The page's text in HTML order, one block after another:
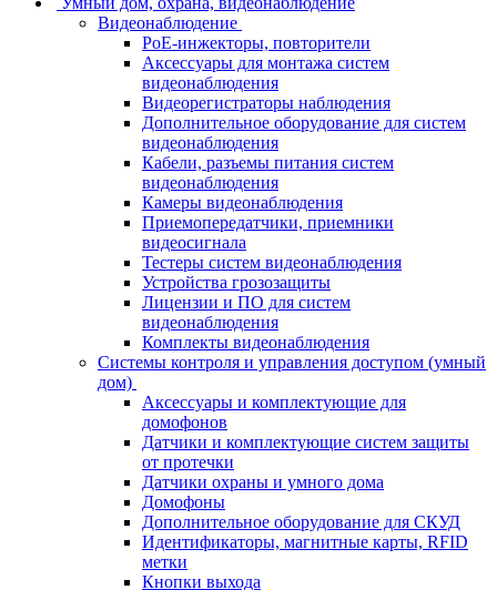
Видеонаблюдение
PoE-инжекторы, повторители
Аксессуары для монтажа систем
видеонаблюдения
Видеорегистраторы наблюдения
Дополнительное оборудование для систем
видеонаблюдения
Кабели, разъемы питания систем
видеонаблюдения
Камеры видеонаблюдения
Приемопередатчики, приемники
видеосигнала
Тестеры систем видеонаблюдения
Устройства грозозащиты
Лицензии и ПО для систем
видеонаблюдения
Комплекты видеонаблюдения
Системы контроля и управления доступом (умный
дом)
Аксессуары и комплектующие для
домофонов
Датчики и комплектующие систем защиты
от протечки
Датчики охраны и умного дома
Домофоны
Дополнительное оборудование для СКУД
Идентификаторы, магнитные карты, RFID
метки
Кнопки выхода